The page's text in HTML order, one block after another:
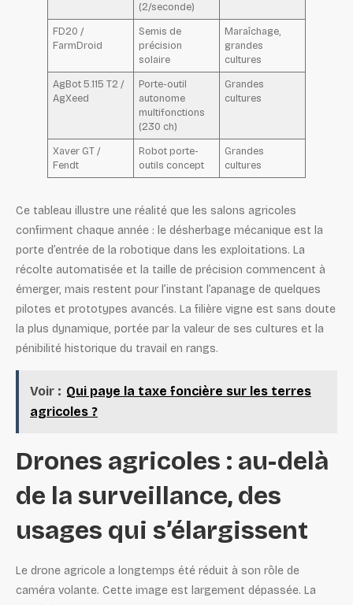
(2/seconde)
FD20 /
FarmDroid
Semis de
précision
solaire
Maraîchage,
grandes
cultures
AgBot 5.115 T2 /
AgXeed
Porte-outil
autonome
multifonctions
(230 ch)
Grandes
cultures
Xaver GT /
Fendt
Robot porte-
outils concept
Grandes
cultures
Ce tableau illustre une réalité que les salons agricoles
confirment chaque année : le désherbage mécanique est la
porte d’entrée de la robotique dans les exploitations. La
récolte automatisée et la taille de précision commencent à
émerger, mais restent pour l’instant l’apanage de quelques
pilotes et prototypes avancés. La filière vigne est sans doute
la plus dynamique, portée par la valeur de ses cultures et la
pénibilité historique du travail en rangs.
Voir : Qui paye la taxe foncière sur les terres
agricoles ?
Drones agricoles : au-delà
de la surveillance, des
usages qui s’élargissent
Le drone agricole a longtemps été réduit à son rôle de
caméra volante. Cette image est largement dépassée. La